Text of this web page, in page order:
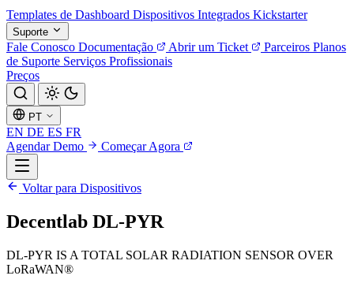
Templates de Dashboard Dispositivos Integrados Kickstarter
Suporte
Fale Conosco Documentação Abrir um Ticket Parceiros Planos
de Suporte Serviços Profissionais
Preços
PT
EN DE ES FR
Agendar Demo
Começar Agora
Voltar para Dispositivos
Decentlab DL-PYR
DL-PYR IS A TOTAL SOLAR RADIATION SENSOR OVER
LoRaWAN®